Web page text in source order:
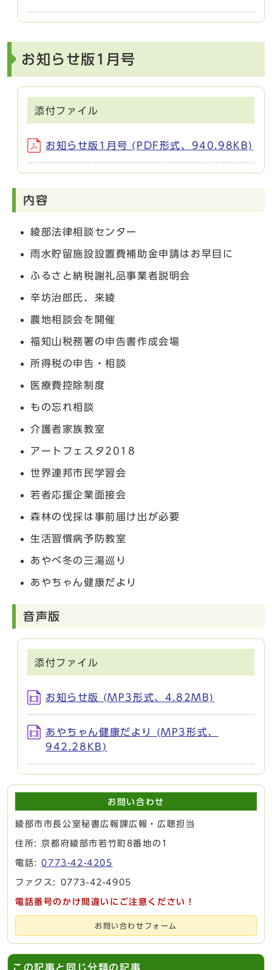
お知らせ版1月号
添付ファイル
お知らせ版1月号 (PDF形式、940.98KB)
内容
綾部法律相談センター
雨水貯留施設設置費補助金申請はお早目に
ふるさと納税謝礼品事業者説明会
辛坊治郎氏、来綾
農地相談会を開催
福知山税務署の申告書作成会場
所得税の申告・相談
医療費控除制度
もの忘れ相談
介護者家族教室
アートフェスタ2018
世界連邦市民学習会
若者応援企業面接会
森林の伐採は事前届け出が必要
生活習慣病予防教室
あやべ冬の三湯巡り
あやちゃん健康だより
音声版
添付ファイル
お知らせ版 (MP3形式、4.82MB)
あやちゃん健康だより (MP3形式、
942.28KB)
お問い合わせ
綾部市市長公室秘書広報課広報・広聴担当
住所: 京都府綾部市若竹町8番地の1
電話:0773-42-4205
ファクス: 0773-42-4905
電話番号のかけ間違いにご注意ください！
お問い合わせフォーム
この記事と同じ分類の記事